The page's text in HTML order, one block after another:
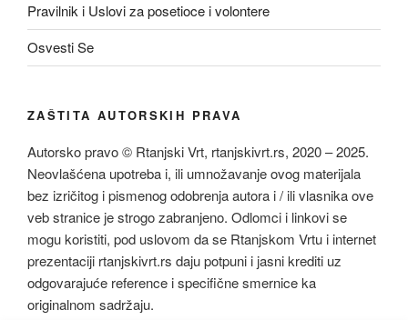
Pravilnik i Uslovi za posetioce i volontere
Osvesti Se
ZAŠTITA AUTORSKIH PRAVA
Autorsko pravo © Rtanjski Vrt, rtanjskivrt.rs, 2020 – 2025.
Neovlašćena upotreba i, ili umnožavanje ovog materijala
bez izričitog i pismenog odobrenja autora i / ili vlasnika ove
veb stranice je strogo zabranjeno. Odlomci i linkovi se
mogu koristiti, pod uslovom da se Rtanjskom Vrtu i internet
prezentaciji rtanjskivrt.rs daju potpuni i jasni krediti uz
odgovarajuće reference i specifične smernice ka
originalnom sadržaju.